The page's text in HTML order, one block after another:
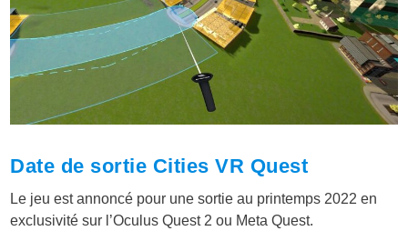
Date de sortie Cities VR Quest
Le jeu est annoncé pour une sortie au printemps 2022 en
exclusivité sur l’Oculus Quest 2 ou Meta Quest.